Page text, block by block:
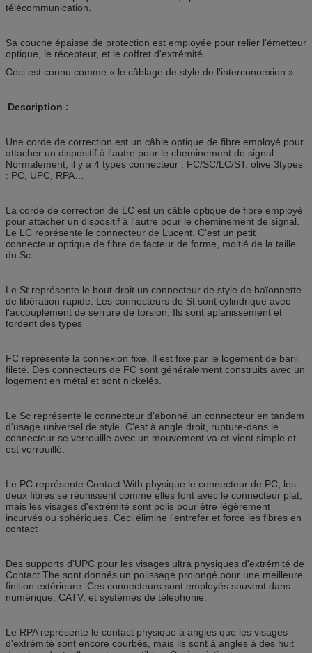
télécommunication.
Sa couche épaisse de protection est employée pour relier l'émetteur
optique, le récepteur, et le coffret d'extrémité.
Ceci est connu comme « le câblage de style de l'interconnexion ».
Description :
Une corde de correction est un câble optique de fibre employé pour
attacher un dispositif à l'autre pour le cheminement de signal.
Normalement, il y a 4 types connecteur : FC/SC/LC/ST. olive 3types
: PC, UPC, RPA…
La corde de correction de LC est un câble optique de fibre employé
pour attacher un dispositif à l'autre pour le cheminement de signal.
Le LC représente le connecteur de Lucent. C'est un petit
connecteur optique de fibre de facteur de forme, moitié de la taille
du Sc.
Le St représente le bout droit un connecteur de style de baïonnette
de libération rapide. Les connecteurs de St sont cylindrique avec
l'accouplement de serrure de torsion. Ils sont aplanissement et
tordent des types
FC représente la connexion fixe. Il est fixe par le logement de baril
fileté. Des connecteurs de FC sont généralement construits avec un
logement en métal et sont nickelés.
Le Sc représente le connecteur d'abonné un connecteur en tandem
d'usage universel de style. C'est à angle droit, rupture-dans le
connecteur se verrouille avec un mouvement va-et-vient simple et
est verrouillé.
Le PC représente Contact.With physique le connecteur de PC, les
deux fibres se réunissent comme elles font avec le connecteur plat,
mais les visages d'extrémité sont polis pour être légèrement
incurvés ou sphériques. Ceci élimine l'entrefer et force les fibres en
contact
Des supports d'UPC pour les visages ultra physiques d'extrémité de
Contact.The sont donnés un polissage prolongé pour une meilleure
finition extérieure. Ces connecteurs sont employés souvent dans
numérique, CATV, et systèmes de téléphonie.
Le RPA représente le contact physique à angles que les visages
d'extrémité sont encore courbés, mais ils sont à angles à des huit